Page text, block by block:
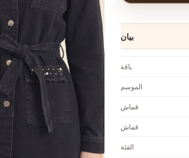
بيان
ياقة
الموسم
قماش
قماش
الفئة